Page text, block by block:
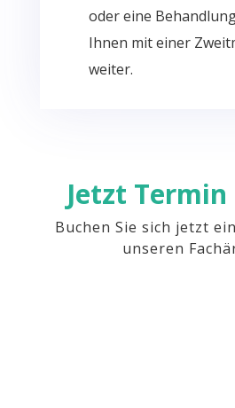
oder eine
Ihnen mit einer
weiter.
Jetzt
Buchen Sie sich jetzt
unseren